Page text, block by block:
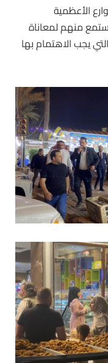
الأعظمية
منهم لمعاناة
التي يجب الاهتمام بها